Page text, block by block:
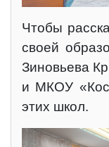
Чтобы
своей
Зиновьева
и МКОУ
этих школ.